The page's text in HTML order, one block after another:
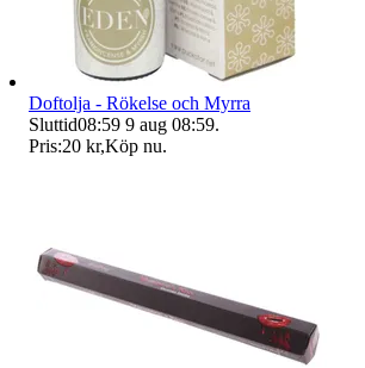
Doftolja - Rökelse och Myrra
Sluttid08:59 9 aug 08:59.
Pris:20 kr,Köp nu.